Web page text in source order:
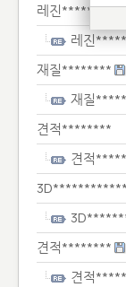
레진
레진
재질********
재질
견적********
견적
견적********
견적